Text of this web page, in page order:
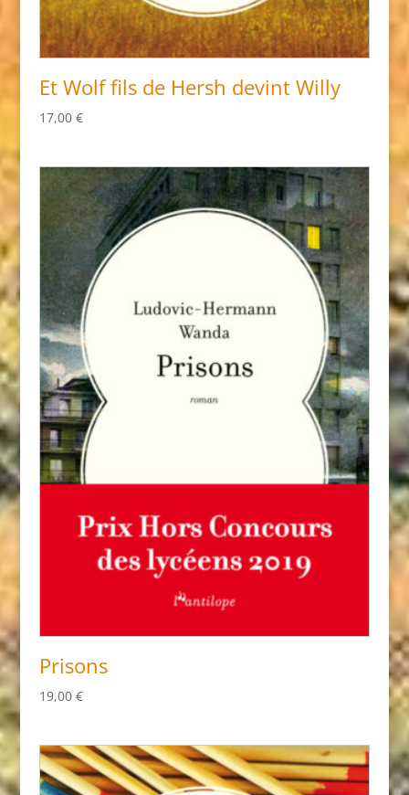
Et Wolf fils de Hersh devint Willy
17,00 €
Prisons
19,00 €